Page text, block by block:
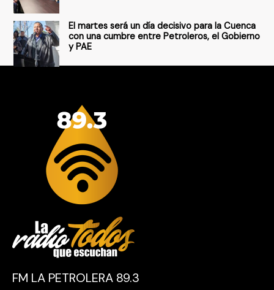
El martes será un día decisivo para la Cuenca
con una cumbre entre Petroleros, el Gobierno
y PAE
FM LA PETROLERA 89.3